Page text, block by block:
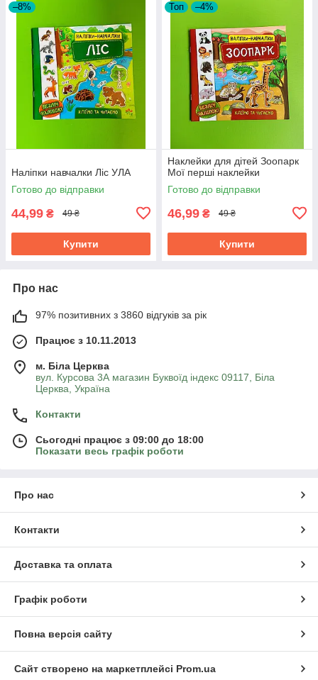
–8%
Наліпки навчалки Ліс УЛА
Готово до відправки
44,99 ₴ 49 ₴
Купити
Топ –4%
Наклейки для дітей Зоопарк
Мої перші наклейки
Готово до відправки
46,99 ₴ 49 ₴
Купити
Про нас
97% позитивних з 3860 відгуків за рік
Працює з 10.11.2013
м. Біла Церква
вул. Курсова 3А магазин Буквоїд індекс 09117, Біла
Церква, Україна
Контакти
Сьогодні працює з 09:00 до 18:00
Показати весь графік роботи
Про нас
Контакти
Доставка та оплата
Графік роботи
Повна версія сайту
Сайт створено на маркетплейсі Prom.ua